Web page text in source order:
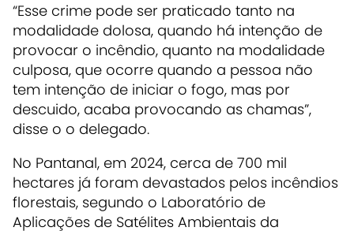
“Esse crime pode ser praticado tanto na
modalidade dolosa, quando há intenção de
provocar o incêndio, quanto na modalidade
culposa, que ocorre quando a pessoa não
tem intenção de iniciar o fogo, mas por
descuido, acaba provocando as chamas”,
disse o o delegado.
No Pantanal, em 2024, cerca de 700 mil
hectares já foram devastados pelos incêndios
florestais, segundo o Laboratório de
Aplicações de Satélites Ambientais da